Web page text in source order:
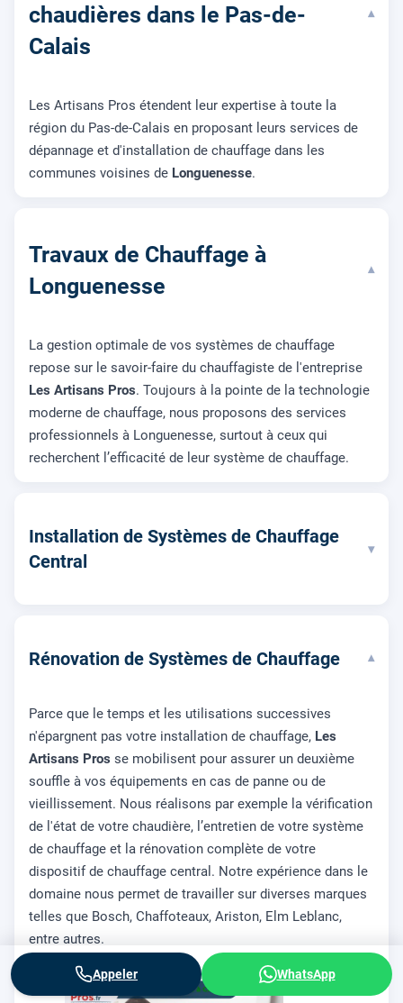
chaudières dans le Pas-de-
Calais
▾
Les Artisans Pros étendent leur expertise à toute la
région du Pas-de-Calais en proposant leurs services de
dépannage et d'installation de chauffage dans les
communes voisines de Longuenesse.
Travaux de Chauffage à
Longuenesse
▾
La gestion optimale de vos systèmes de chauffage
repose sur le savoir-faire du chauffagiste de l'entreprise
Les Artisans Pros. Toujours à la pointe de la technologie
moderne de chauffage, nous proposons des services
professionnels à Longuenesse, surtout à ceux qui
recherchent l’efficacité de leur système de chauffage.
Installation de Systèmes de Chauffage
Central
▾
Rénovation de Systèmes de Chauffage ▾
Parce que le temps et les utilisations successives
n'épargnent pas votre installation de chauffage, Les
Artisans Pros se mobilisent pour assurer un deuxième
souffle à vos équipements en cas de panne ou de
vieillissement. Nous réalisons par exemple la vérification
de l'état de votre chaudière, l’entretien de votre système
de chauffage et la rénovation complète de votre
dispositif de chauffage central. Notre expérience dans le
domaine nous permet de travailler sur diverses marques
telles que Bosch, Chaffoteaux, Ariston, Elm Leblanc,
entre autres.
Appeler WhatsApp